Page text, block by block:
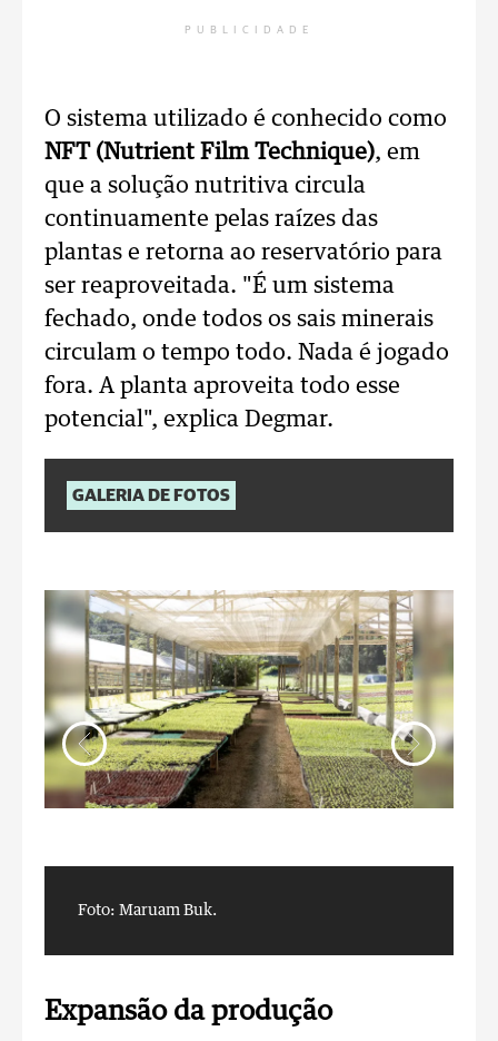
PUBLICIDADE
O sistema utilizado é conhecido como
NFT (Nutrient Film Technique), em
que a solução nutritiva circula
continuamente pelas raízes das
plantas e retorna ao reservatório para
ser reaproveitada. "É um sistema
fechado, onde todos os sais minerais
circulam o tempo todo. Nada é jogado
fora. A planta aproveita todo esse
potencial", explica Degmar.
GALERIA DE FOTOS
Foto: Maruam Buk.
Expansão da produção